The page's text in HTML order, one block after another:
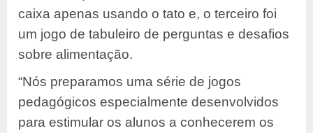
caixa apenas usando o tato e, o terceiro foi
um jogo de tabuleiro de perguntas e desafios
sobre alimentação.
“Nós preparamos uma série de jogos
pedagógicos especialmente desenvolvidos
para estimular os alunos a conhecerem os